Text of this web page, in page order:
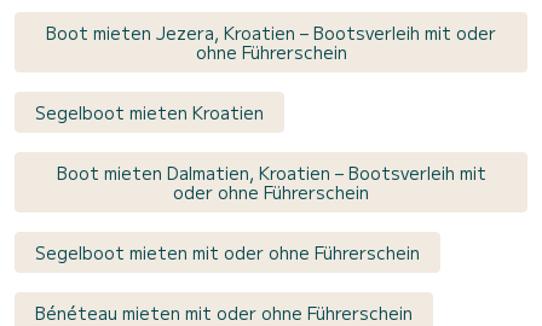
Boot mieten Jezera, Kroatien – Bootsverleih mit oder
ohne Führerschein
Segelboot mieten Kroatien
Boot mieten Dalmatien, Kroatien – Bootsverleih mit
oder ohne Führerschein
Segelboot mieten mit oder ohne Führerschein
Bénéteau mieten mit oder ohne Führerschein